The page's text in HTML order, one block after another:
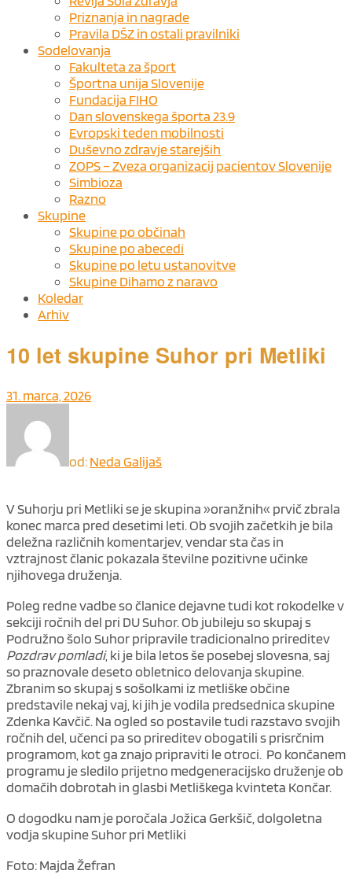
Priznanja in nagrade
Pravila DŠZ in ostali pravilniki
Sodelovanja
Fakulteta za šport
Športna unija Slovenije
Fundacija FIHO
Dan slovenskega športa 23.9
Evropski teden mobilnosti
Duševno zdravje starejših
ZOPS – Zveza organizacij pacientov Slovenije
Simbioza
Razno
Skupine
Skupine po občinah
Skupine po abecedi
Skupine po letu ustanovitve
Skupine Dihamo z naravo
Koledar
Arhiv
10 let skupine Suhor pri Metliki
31. marca, 2026
od:Neda Galijaš
V Suhorju pri Metliki se je skupina »oranžnih« prvič zbrala
konec marca pred desetimi leti. Ob svojih začetkih je bila
deležna različnih komentarjev, vendar sta čas in
vztrajnost članic pokazala številne pozitivne učinke
njihovega druženja.
Poleg redne vadbe so članice dejavne tudi kot rokodelke v
sekciji ročnih del pri DU Suhor. Ob jubileju so skupaj s
Podružno šolo Suhor pripravile tradicionalno prireditev
Pozdrav pomladi, ki je bila letos še posebej slovesna, saj
so praznovale deseto obletnico delovanja skupine.
Zbranim so skupaj s sošolkami iz metliške občine
predstavile nekaj vaj, ki jih je vodila predsednica skupine
Zdenka Kavčič. Na ogled so postavile tudi razstavo svojih
ročnih del, učenci pa so prireditev obogatili s prisrčnim
programom, kot ga znajo pripraviti le otroci. Po končanem
programu je sledilo prijetno medgeneracijsko druženje ob
domačih dobrotah in glasbi Metliškega kvinteta Končar.
O dogodku nam je poročala Jožica Gerkšič, dolgoletna
vodja skupine Suhor pri Metliki
Foto: Majda Žefran